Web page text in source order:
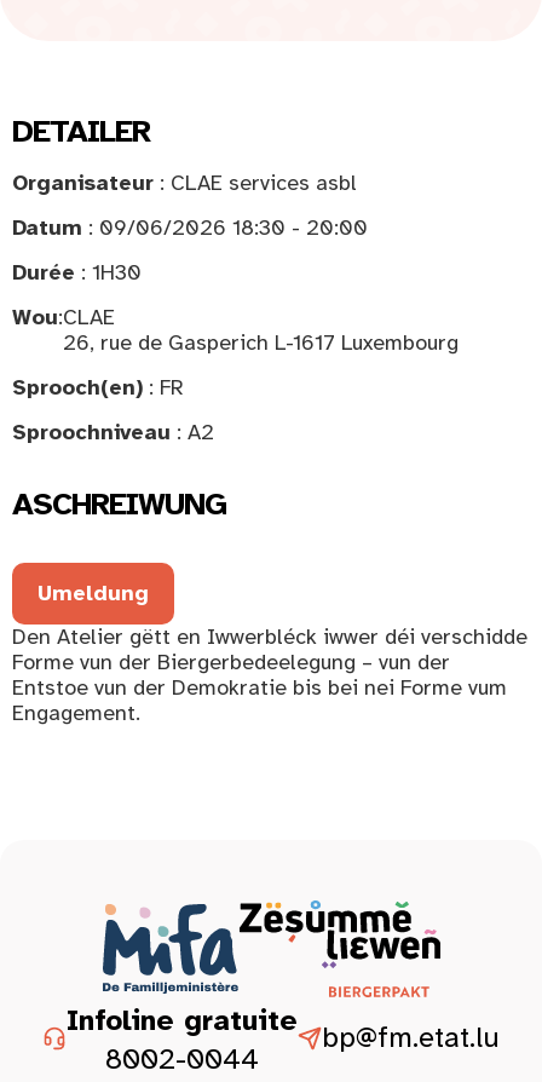
DETAILER
Organisateur : CLAE services asbl
Datum : 09/06/2026 18:30 - 20:00
Durée : 1H30
Wou:CLAE
26, rue de Gasperich L-1617 Luxembourg
Sprooch(en) : FR
Sproochniveau : A2
ASCHREIWUNG
Umeldung
Den Atelier gëtt en Iwwerbléck iwwer déi verschidde
Forme vun der Biergerbedeelegung – vun der
Entstoe vun der Demokratie bis bei nei Forme vum
Engagement.
Infoline gratuite
8002-0044
bp@fm.etat.lu